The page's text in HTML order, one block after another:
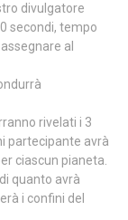
divulgatore
secondi, tempo
al
rivelati i 3
partecipante avrà
ciascun pianeta.
quanto avrà
i confini del